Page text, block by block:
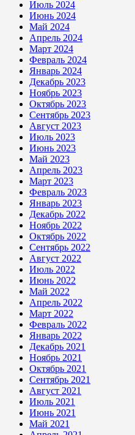
Июль 2024
Июнь 2024
Май 2024
Апрель 2024
Март 2024
Февраль 2024
Январь 2024
Декабрь 2023
Ноябрь 2023
Октябрь 2023
Сентябрь 2023
Август 2023
Июль 2023
Июнь 2023
Май 2023
Апрель 2023
Март 2023
Февраль 2023
Январь 2023
Декабрь 2022
Ноябрь 2022
Октябрь 2022
Сентябрь 2022
Август 2022
Июль 2022
Июнь 2022
Май 2022
Апрель 2022
Март 2022
Февраль 2022
Январь 2022
Декабрь 2021
Ноябрь 2021
Октябрь 2021
Сентябрь 2021
Август 2021
Июль 2021
Июнь 2021
Май 2021